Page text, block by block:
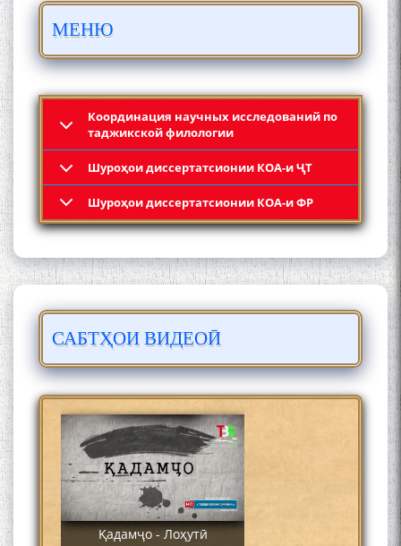
МЕНЮ
Координация научных исследований по
таджикской филологии
Шyроҳои диссертатсионии КОА-и ҶТ
Шyроҳои диссертатсионии КОА-и ФР
САБТҲОИ ВИДЕОӢ
Осорхонаи адабии
Муҳаммадҷон Раҳимӣ
Қадамҷо: Муҳаммадҷон
Раҳимӣ
ЛОҲУТӢ - ФИЛМИ
МУСТАНАД
Қадамҷо - Лоҳутӣ